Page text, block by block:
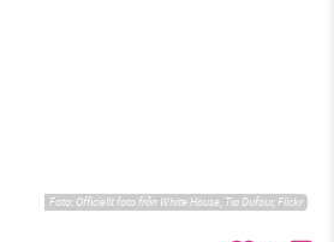
Foto: Officiellt foto från White House, Tia Dufour, Flickr